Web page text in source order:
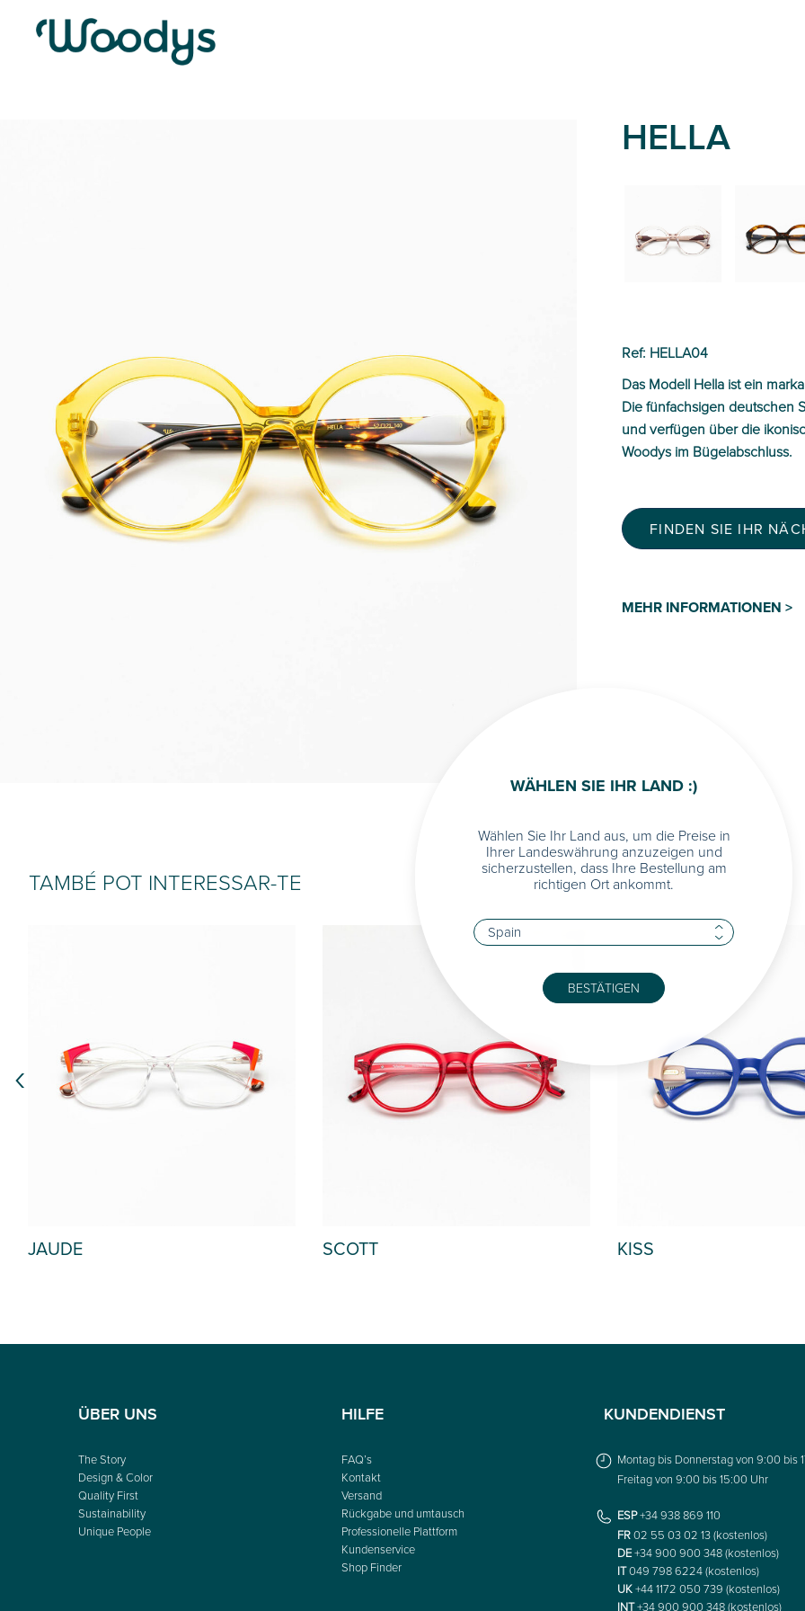
HELLA
Ref: HELLA04
Das Modell Hella ist ein
Die fünfachsigen deutschen
und verfügen über die
Woodys im Bügelabschluss.
FINDEN SIE IHR
MEHR INFORMATIONEN >
TAMBÉ POT INTERESSAR-TE
SCOTT KISS BELLINI
‹
ÜBER UNS
The Story
Design & Color
Quality First
Sustainability
Unique People
HILFE
FAQ’s
Kontakt
Versand
Rückgabe und umtausch
Professionelle Plattform
Kundenservice
Shop Finder
KUNDENDIENST
Montag bis Donnerstag von 9:00 bis
Freitag von 9:00 bis 15:00 Uhr
ESP+34 938 869 110
FR02 55 03 02 13 (kostenlos)
DE+34 900 900 348 (kostenlos)
IT049 798 6224 (kostenlos)
UK+44 1172 050 739 (kostenlos)
INT+34 900 900 348 (kostenlos)
WÄHLEN SIE IHR LAND :)
Wählen Sie Ihr Land aus, um die Preise in
Ihrer Landeswährung anzuzeigen und
sicherzustellen, dass Ihre Bestellung am
richtigen Ort ankommt.
BESTÄTIGEN